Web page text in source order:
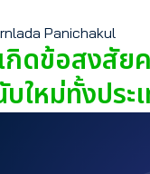
Panichakul
กิดข้อสงสัย
ใหม่ทั้งปร